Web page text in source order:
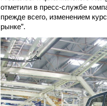
отметили в пресс-службе
прежде всего, изменением
рынке”.